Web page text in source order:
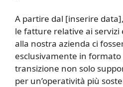
A partire dal [inserire
le fatture relative ai
alla nostra azienda ci
esclusivamente in
transizione non solo
per un’operatività più